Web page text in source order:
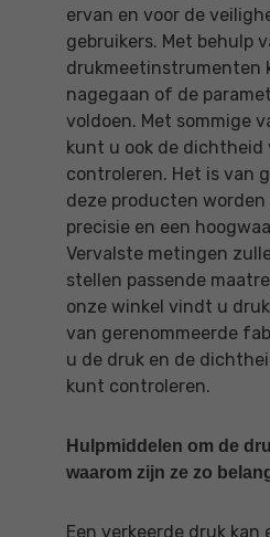
ervan en voor de
gebruikers. Met behulp
drukmeetinstrumenten
nagegaan of de
voldoen. Met sommige
kunt u ook de
controleren. Het is van
deze producten
precisie en een
Vervalste metingen
stellen passende
onze winkel vindt u
van gerenommeerde
u de druk en de
kunt controleren.
Hulpmiddelen om de
waarom zijn ze zo
Een verkeerde druk kan